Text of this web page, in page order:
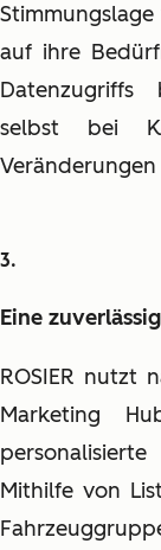
auf ihre
Datenzugriffs
selbst bei
Eine
ROSIER nutzt
Marketing
Mithilfe von